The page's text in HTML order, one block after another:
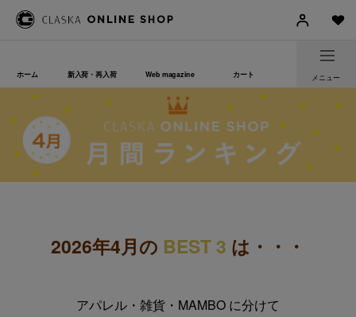
ホーム 新入荷・再入荷 Web magazine カート メニュー
2026年4月の BEST 3 は・・・
アパレル・雑貨・MAMBO に分けて